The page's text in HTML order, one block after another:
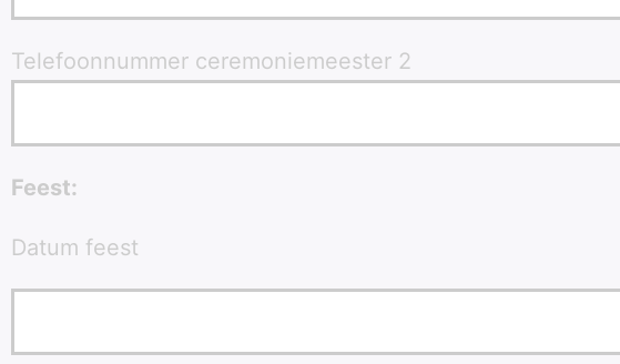
Telefoonnummer ceremoniemeester 2
Feest:
Datum feest